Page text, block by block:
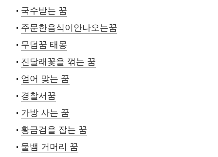
국수받는 꿈
주문한음식이안나오는꿈
무덤꿈 태몽
진달래꽃을 꺾는 꿈
얻어 맞는 꿈
경찰서꿈
가방 사는 꿈
황금검을 잡는 꿈
물뱀 거머리 꿈